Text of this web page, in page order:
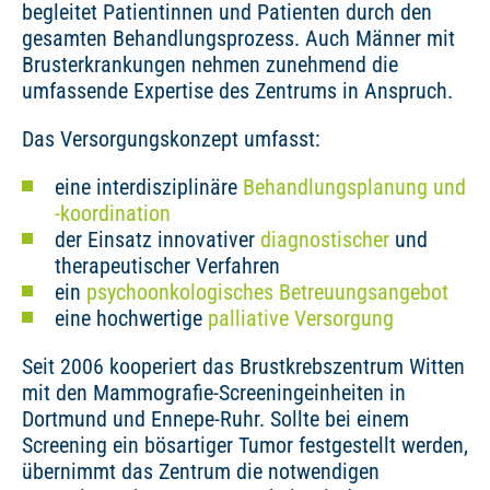
begleitet Patientinnen und Patienten durch den
gesamten Behandlungsprozess. Auch Männer mit
Brusterkrankungen nehmen zunehmend die
umfassende Expertise des Zentrums in Anspruch.
Das Versorgungskonzept umfasst:
eine interdisziplinäre Behandlungsplanung und
-koordination
der Einsatz innovativer diagnostischer und
therapeutischer Verfahren
ein psychoonkologisches Betreuungsangebot
eine hochwertige palliative Versorgung
Seit 2006 kooperiert das Brustkrebszentrum Witten
mit den Mammografie-Screeningeinheiten in
Dortmund und Ennepe-Ruhr. Sollte bei einem
Screening ein bösartiger Tumor festgestellt werden,
übernimmt das Zentrum die notwendigen